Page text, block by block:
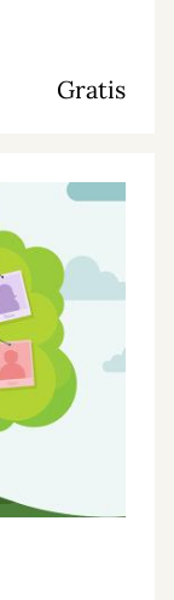
Gratis